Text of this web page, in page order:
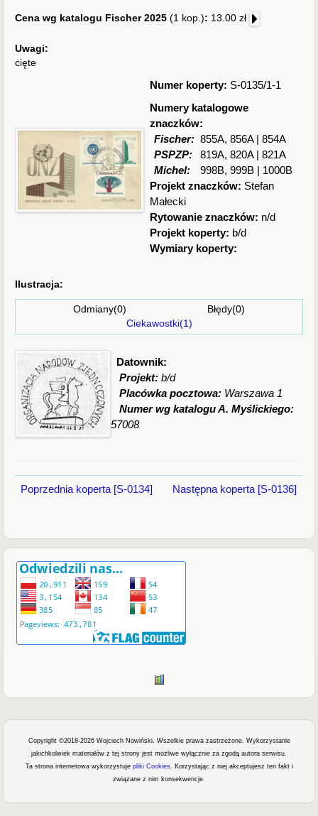
Cena wg katalogu Fischer 2025(1 kop.): 13.00 zł
Uwagi:
cięte
Numer koperty: S-0135/1-1
Numery katalogowe
znaczków:
Fischer: 855A, 856A | 854A
PSPZP:
819A, 820A | 821A
Michel:
998B, 999B | 1000B
Projekt znaczków: Stefan
Małecki
Rytowanie znaczków: n/d
Projekt koperty: b/d
Wymiary koperty:
Ilustracja:
Odmiany(0) Błędy(0)
Ciekawostki(1)
Datownik:
Projekt:b/d
Placówka pocztowa: Warszawa 1
Numer wg katalogu A. Myślickiego:
57008
Poprzednia koperta [S-0134] Następna koperta [S-0136]
Copyright ©2018-2026 Wojciech Nowiński. Wszelkie prawa zastrzeżone. Wykorzystanie
jakichkolwiek materiałów z tej strony jest możliwe wyłącznie za zgodą autora serwisu.
Ta strona internetowa wykorzystuje pliki Cookies. Korzystając z niej akceptujesz ten fakt i
związane z nim konsekwencje.